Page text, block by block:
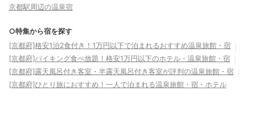
京都駅周辺の温泉宿
○特集から宿を探す
[京都府]格安1泊2食付き！1万円以下で泊まれるおすすめ温泉旅館・宿
[京都府]バイキング食べ放題！格安1万円以下のホテル・温泉旅館・宿
[京都府]露天風呂付き客室・半露天風呂付き客室が評判の温泉旅館・宿
[京都府]ひとり旅におすすめ！一人で泊まれる温泉旅館・宿・ホテル